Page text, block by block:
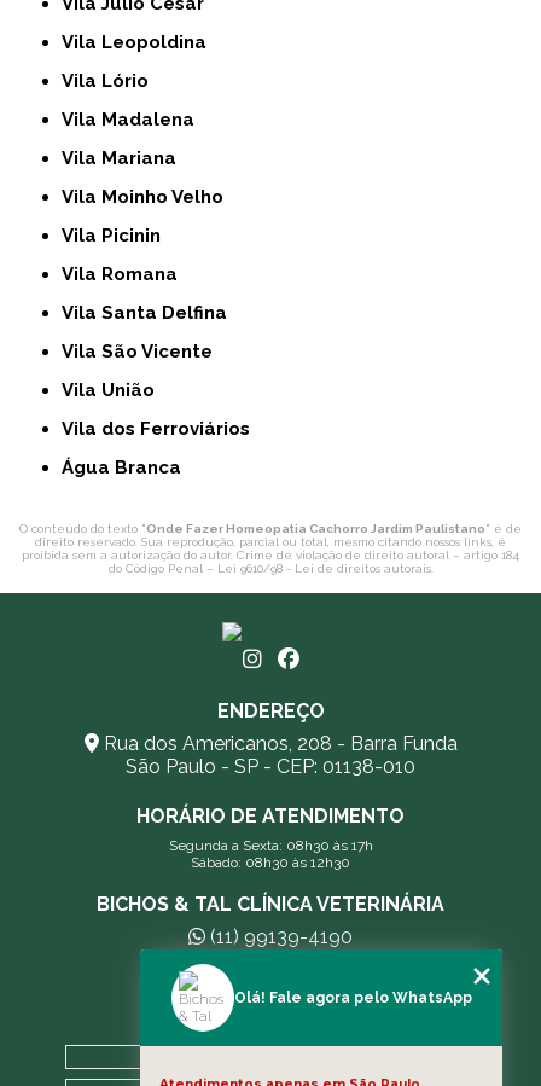
Vila Leopoldina
Vila Lório
Vila Madalena
Vila Mariana
Vila Moinho Velho
Vila Picinin
Vila Romana
Vila Santa Delfina
Vila São Vicente
Vila União
Vila dos Ferroviários
Água Branca
O conteúdo do texto "Onde Fazer Homeopatia Cachorro Jardim Paulistano" é de
direito reservado. Sua reprodução, parcial ou total, mesmo citando nossos links, é
proibida sem a autorização do autor. Crime de violação de direito autoral – artigo 184
do Código Penal – Lei 9610/98 - Lei de direitos autorais.
ENDEREÇO
Rua dos Americanos, 208 - Barra Funda
São Paulo - SP - CEP: 01138-010
HORÁRIO DE ATENDIMENTO
Segunda a Sexta: 08h30 às 17h
Sábado: 08h30 às 12h30
BICHOS & TAL CLÍNICA VETERINÁRIA
(11) 99139-4190
andreleecitti5@gmail.com
Olá! Fale agora pelo WhatsApp